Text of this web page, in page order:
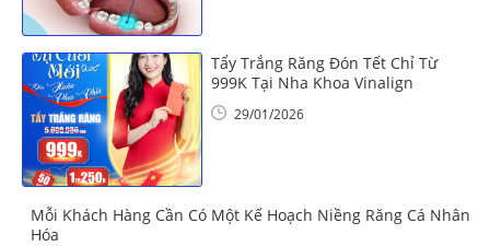
Tẩy Trắng Răng Đón Tết Chỉ Từ
999K Tại Nha Khoa Vinalign
29/01/2026
Mỗi Khách Hàng Cần Có Một Kế Hoạch Niềng Răng Cá Nhân
Hóa